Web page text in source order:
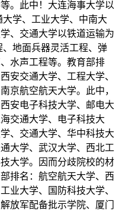
。此中！大连海事大学以
学、工业大学、中南大
、交通大学以铁道运输为
地面兵器灵活工程、弹
水声工程等。教育部排
安交通大学、工程大学、
京航空航天大学。此中，
安电子科技大学、邮电大
交通大学、电子科技大
、交通大学、华中科技大
大学、武汉大学、西北工
大学。因而分歧院校的材
排名：航空航天大学、西
业大学、国防科技大学、
放军配备批示学院、厦门